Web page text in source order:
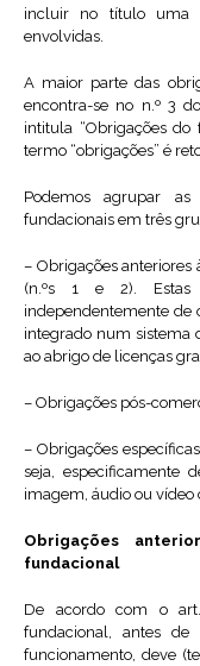
incluir no título uma
envolvidas.
A maior parte das
encontra-se no n.º 3
intitula “Obrigações
termo “obrigações” é
Podemos agrupar
fundacionais em três
– Obrigações
(n.ºs 1 e 2). Estas
independentemente de
integrado num sistema
ao abrigo de licenças
– Obrigações pós-
– Obrigações
seja, especificamente
imagem, áudio ou vídeo
Obrigações
fundacional
De acordo com o
fundacional, antes
funcionamento, deve